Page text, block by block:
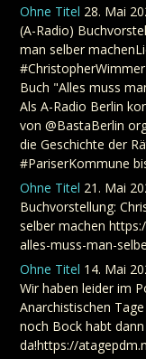
Ohne Titel 28. Mai
(A-Radio)
man selber
Buch "Alles muss
Als A-Radio Berlin
von @BastaBerlin
die Geschichte der
#PariserKommune
Ohne Titel 21. Mai
Buchvorstellung:
selber machen
alles-muss-man-
Ohne Titel 14. Mai
Wir haben leider im
Anarchistischen
noch Bock habt
da!https://